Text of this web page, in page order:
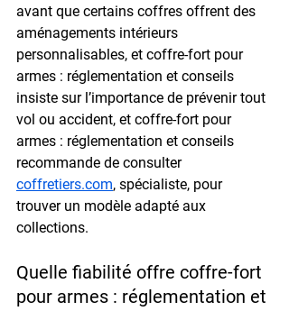
avant que certains coffres offrent des
aménagements intérieurs
personnalisables, et coffre-fort pour
armes : réglementation et conseils
insiste sur l’importance de prévenir tout
vol ou accident, et coffre-fort pour
armes : réglementation et conseils
recommande de consulter
coffretiers.com, spécialiste, pour
trouver un modèle adapté aux
collections.
Quelle fiabilité offre coffre-fort
pour armes : réglementation et